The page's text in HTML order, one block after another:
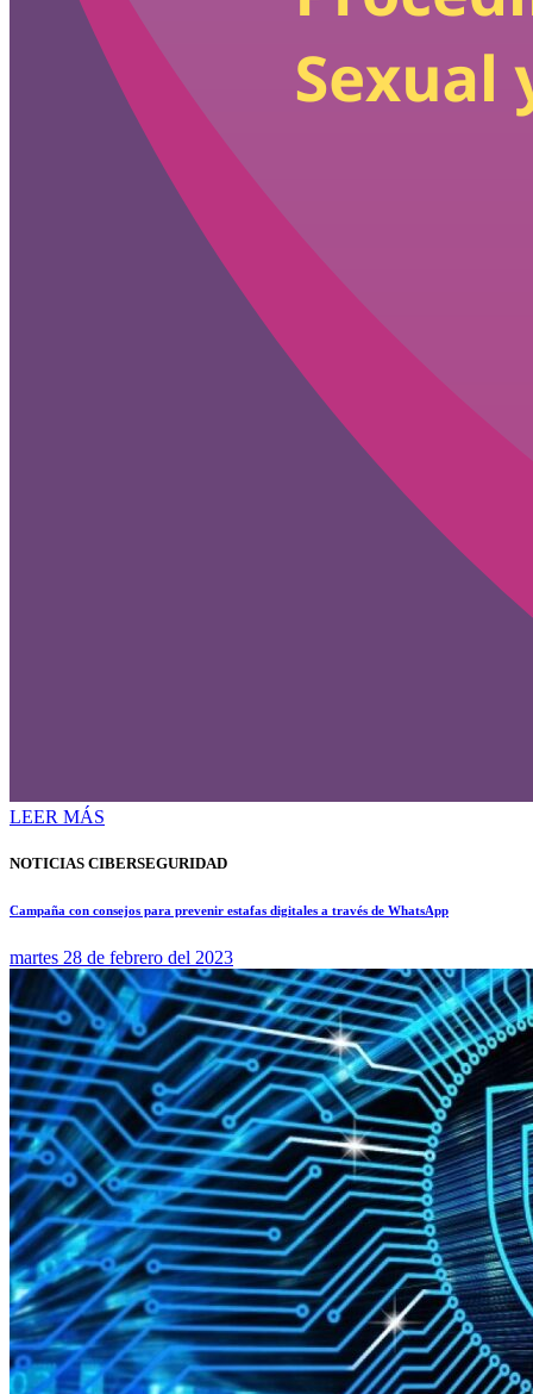
LEER MÁS
NOTICIAS CIBERSEGURIDAD
Campaña con consejos para prevenir estafas digitales a través de WhatsApp
martes 28 de febrero del 2023